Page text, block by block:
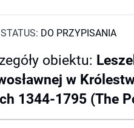
STATUS: DO PRZYPISANIA
obiektu:
w
1344-1795 (The